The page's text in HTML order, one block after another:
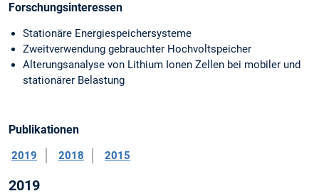
Forschungsinteressen
Stationäre Energiespeichersysteme
Zweitverwendung gebrauchter Hochvoltspeicher
Alterungsanalyse von Lithium Ionen Zellen bei mobiler und
stationärer Belastung
Publikationen
2019 2018 2015
2019